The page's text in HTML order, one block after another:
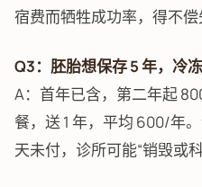
宿费而牺牲成功率，得不偿
Q3：胚胎想保存 5 年，冷
A：首年已含，第二年起
餐，送 1 年，平均 600/年
天未付，诊所可能“销毁或科